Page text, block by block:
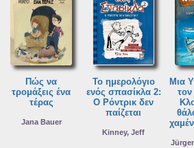
Πώς να
τρομάξεις ένα
τέρας
Jana Bauer
Το ημερολόγιο
ενός σπασίκλα 2:
Ο Ρόντρικ δεν
παίζεται
Kinney, Jeff
Μια
τον